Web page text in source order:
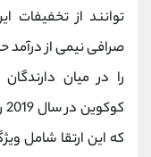
توانند از تخفیفات
صرافی نیمی از درآمد
که این ارتقا شامل